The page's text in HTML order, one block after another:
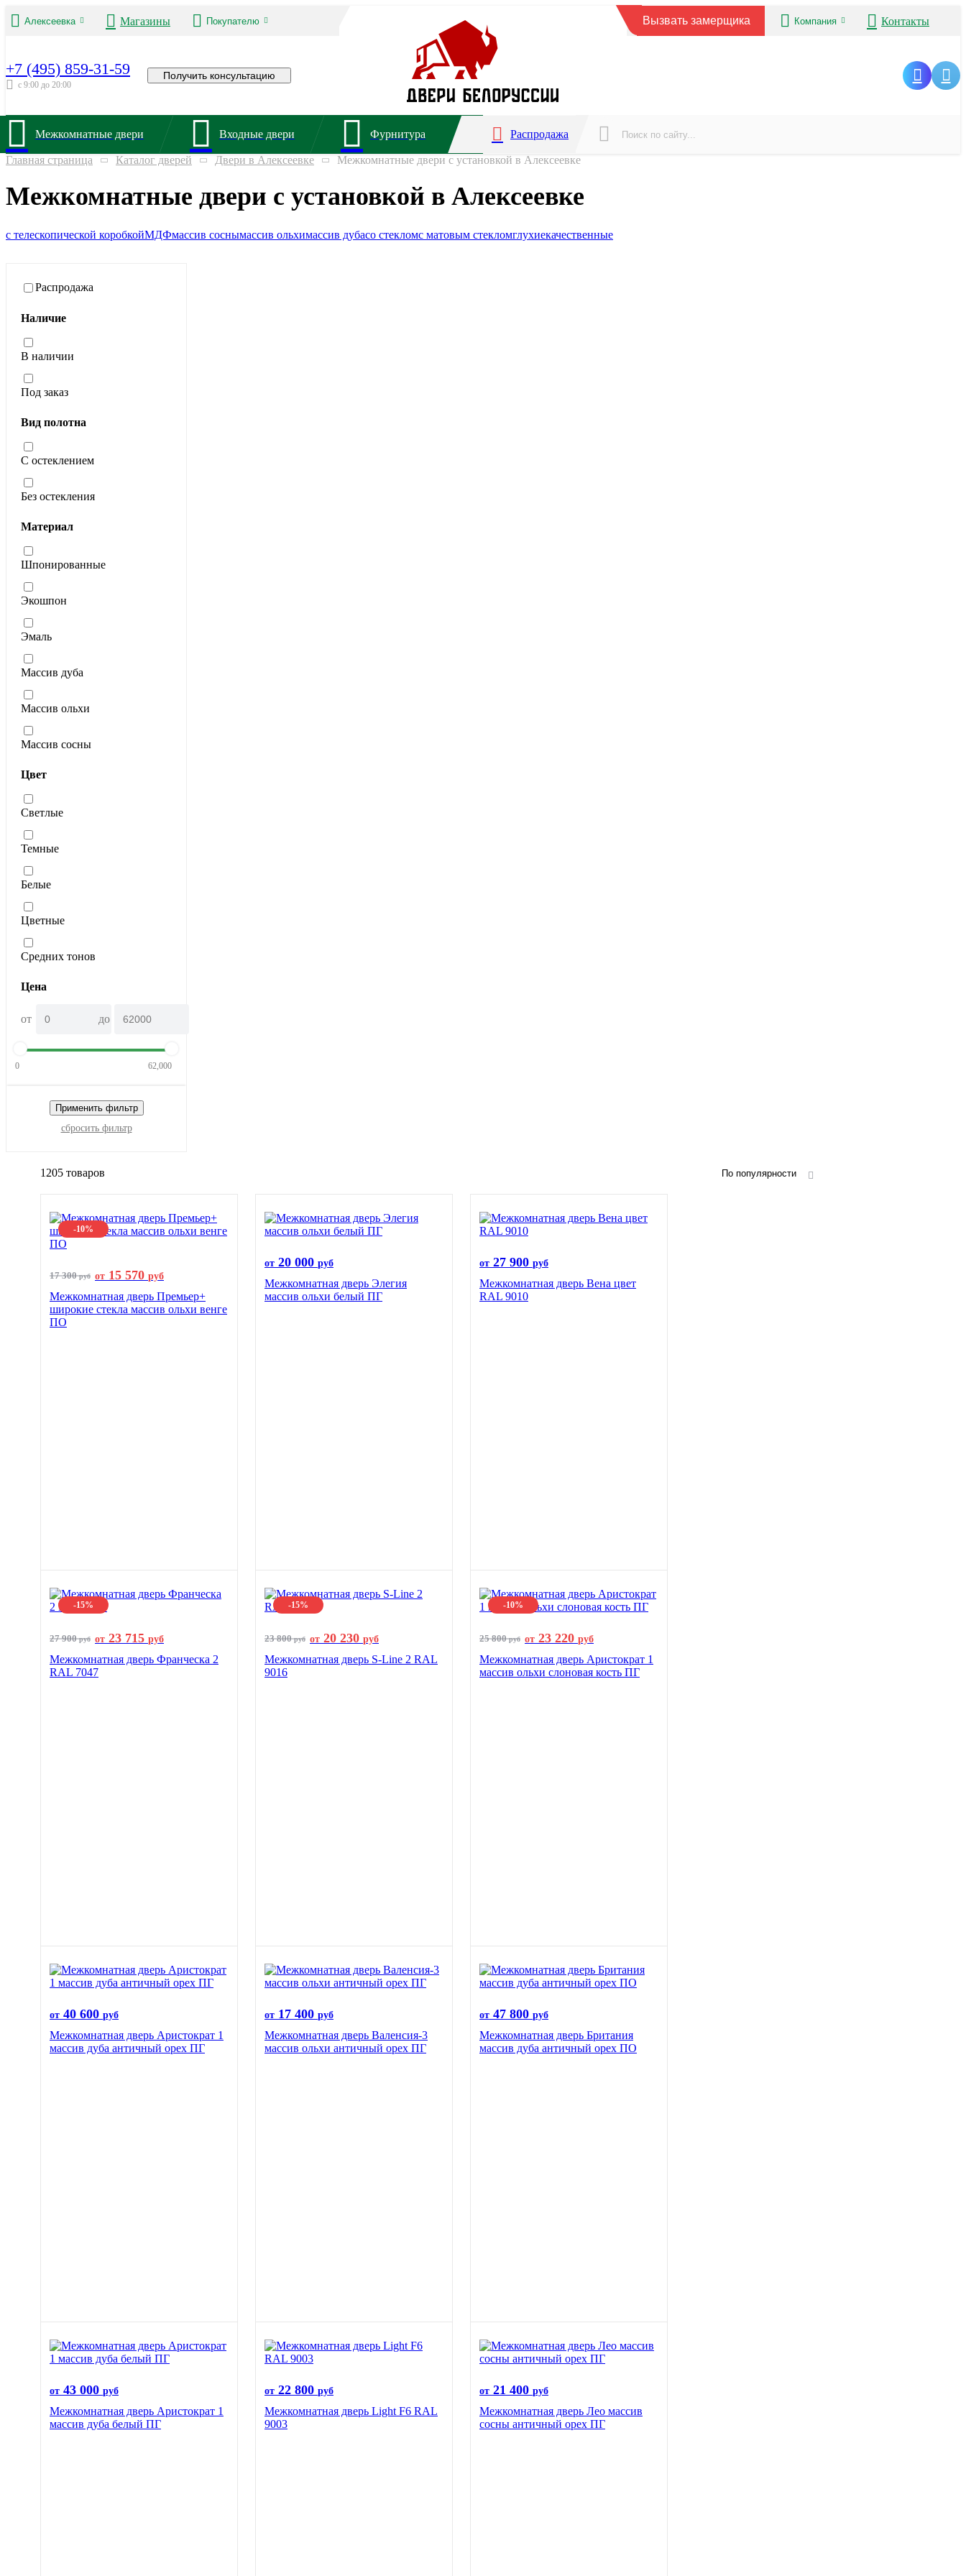
Алексеевка Магазины Покупателю Вызвать замерщика Компания Контакты
+7 (495) 859-31-59
с 9:00 до 20:00
Получить консультацию
Межкомнатные двери Входные двери Фурнитура Распродажа
Главная страница Каталог дверей Двери в Алексеевке Межкомнатные двери с установкой в Алексеевке
Межкомнатные двери с установкой в Алексеевке
с телескопической коробкойМДФмассив соснымассив ольхимассив дубасо стекломс матовым стекломглухиекачественные
Распродажа
Наличие
В наличии
Под заказ
Вид полотна
С остеклением
Без остекления
Материал
Шпонированные
Экошпон
Эмаль
Массив дуба
Массив ольхи
Массив сосны
Цвет
Светлые
Темные
Белые
Цветные
Средних тонов
Цена
от до
0 62,000
Применить фильтр
сбросить фильтр
1205 товаров По популярности
-10%
17 300руб от 15 570 руб
Межкомнатная дверь Премьер+
широкие стекла массив ольхи венге
ПО
от 20 000 руб
Межкомнатная дверь Элегия
массив ольхи белый ПГ
от 27 900 руб
Межкомнатная дверь Вена цвет
RAL 9010
-15%
27 900руб от 23 715 руб
Межкомнатная дверь Франческа 2
RAL 7047
-15%
23 800руб от 20 230 руб
Межкомнатная дверь S-Line 2 RAL
9016
-10%
25 800руб от 23 220 руб
Межкомнатная дверь Аристократ 1
массив ольхи слоновая кость ПГ
от 40 600 руб
Межкомнатная дверь Аристократ 1
массив дуба античный орех ПГ
от 17 400 руб
Межкомнатная дверь Валенсия-3
массив ольхи античный орех ПГ
от 47 800 руб
Межкомнатная дверь Британия
массив дуба античный орех ПО
от 43 000 руб
Межкомнатная дверь Аристократ 1
массив дуба белый ПГ
от 22 800 руб
Межкомнатная дверь Light F6 RAL
9003
от 21 400 руб
Межкомнатная дверь Лео массив
сосны античный орех ПГ